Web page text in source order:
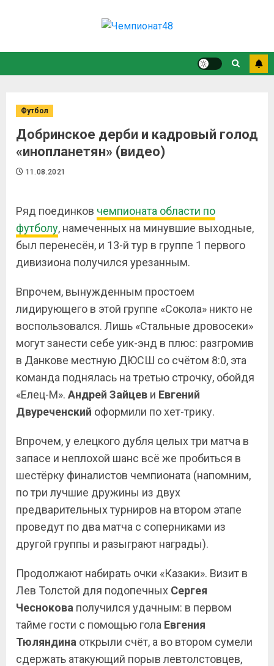
Футбол
Добринское дерби и кадровый голод
«инопланетян» (видео)
11.08.2021
Ряд поединков чемпионата области по
футболу, намеченных на минувшие выходные,
был перенесён, и 13-й тур в группе 1 первого
дивизиона получился урезанным.
Впрочем, вынужденным простоем
лидирующего в этой группе «Сокола» никто не
воспользовался. Лишь «Стальные дровосеки»
могут занести себе уик-энд в плюс: разгромив
в Данкове местную ДЮСШ со счётом 8:0, эта
команда поднялась на третью строчку, обойдя
«Елец-М». Андрей Зайцев и Евгений
Двуреченский оформили по хет-трику.
Впрочем, у елецкого дубля целых три матча в
запасе и неплохой шанс всё же пробиться в
шестёрку финалистов чемпионата (напомним,
по три лучшие дружины из двух
предварительных турниров на втором этапе
проведут по два матча с соперниками из
другой группы и разыграют награды).
Продолжают набирать очки «Казаки». Визит в
Лев Толстой для подопечных Сергея
Чеснокова получился удачным: в первом
тайме гости с помощью гола Евгения
Тюляндина открыли счёт, а во втором сумели
сдержать атакующий порыв левтолстовцев,